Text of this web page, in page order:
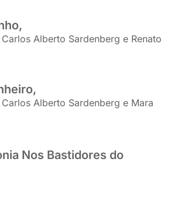
Alberto Sardenberg e Renato
Alberto Sardenberg e Mara
Nos Bastidores do